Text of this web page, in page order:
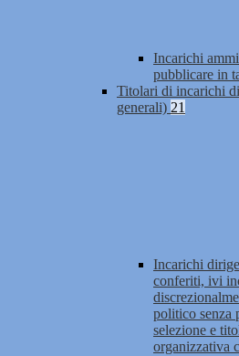
Incarichi
pubblicare in
Titolari di incarichi
generali) 21
Incarichi
conferiti, ivi
politico senza
selezione e
organizzativa